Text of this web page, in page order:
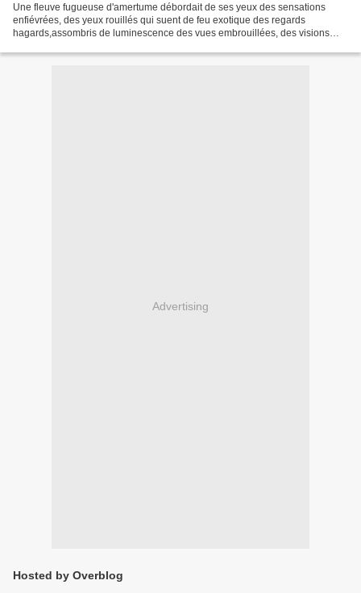
Une fleuve fugueuse d'amertume débordait de ses yeux des sensations
enfiévrées, des yeux rouillés qui suent de feu exotique des regards
hagards,assombris de luminescence des vues embrouillées, des visions
Advertising
Hosted by Overblog